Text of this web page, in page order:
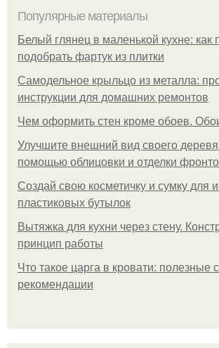
Популярные материалы
Белый глянец в маленькой кухне: как
подобрать фартук из плитки
Самодельное крыльцо из металла:
инструкции для домашних ремонтов
Чем оформить стен кроме обоев.
Улучшите внешний вид своего
помощью облицовки и отделки
Создай свою косметичку и сумку для
пластиковых бутылок
Вытяжка для кухни через стену.
принцип работы
Что такое царга в кровати: полезные
рекомендации